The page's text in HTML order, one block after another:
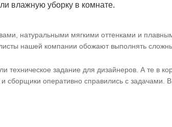
влажную уборку в комнате.
натуральными мягкими оттенками и
нашей компании обожают выполнять
задание для дизайнеров. А те в
оперативно справились с задачами.